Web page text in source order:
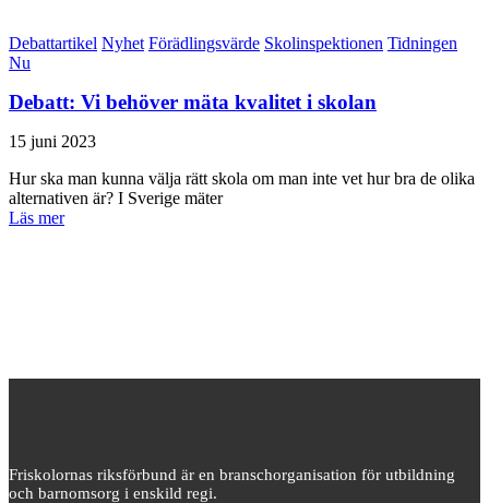
Debattartikel Nyhet Förädlingsvärde Skolinspektionen Tidningen
Nu
Debatt: Vi behöver mäta kvalitet i skolan
15 juni 2023
Hur ska man kunna välja rätt skola om man inte vet hur bra de olika
alternativen är? I Sverige mäter
Läs mer
Friskolornas riksförbund är en branschorganisation för utbildning
och barnomsorg i enskild regi.